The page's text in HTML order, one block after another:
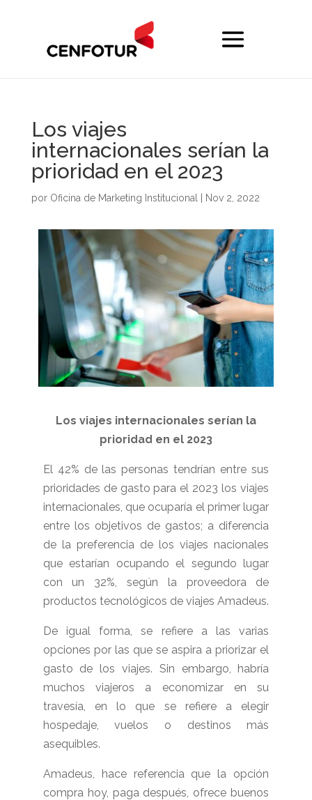
Los viajes
internacionales serían la
prioridad en el 2023
por Oficina de Marketing Institucional Nov 2, 2022
Los viajes internacionales serían la
prioridad en el 2023
El 42% de las personas tendrían entre sus
prioridades de gasto para el 2023 los viajes
internacionales, que ocuparía el primer lugar
entre los objetivos de gastos; a diferencia
de la preferencia de los viajes nacionales
que estarían ocupando el segundo lugar
con un 32%, según la proveedora de
productos tecnológicos de viajes Amadeus.
De igual forma, se refiere a las varias
opciones por las que se aspira a priorizar el
gasto de los viajes. Sin embargo, habría
muchos viajeros a economizar en su
travesía, en lo que se refiere a elegir
hospedaje, vuelos o destinos más
asequibles.
Amadeus, hace referencia que la opción
compra hoy, paga después, ofrece buenos